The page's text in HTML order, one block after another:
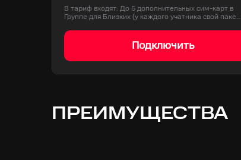
В тариф входят: До 5 дополнительных сим-карт в
Группе для Близких (у каждого учатника свой паке…
Подключить
ПРЕИМУЩЕСТВА